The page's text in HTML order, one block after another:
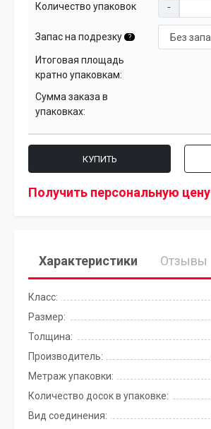
Количество упаковок
Запас на подрезку ?
Итоговая площадь
кратно упаковкам:
Сумма заказа в
упаковках:
КУПИТЬ
Получить персональную цену
Характеристики Отзывы
Класс:
Размер:
Толщина:
Производитель:
Метраж упаковки:
Количество досок в упаковке:
Вид соединения: